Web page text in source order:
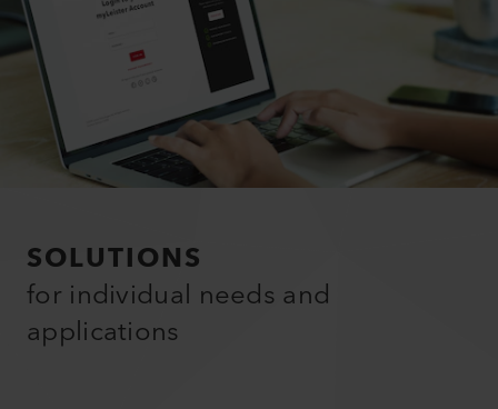
SOLUTIONS
for individual needs and
applications